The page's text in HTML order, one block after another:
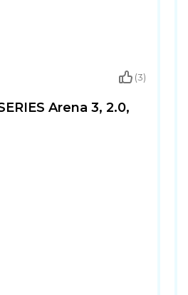
(3)
Arena 3, 2.0,